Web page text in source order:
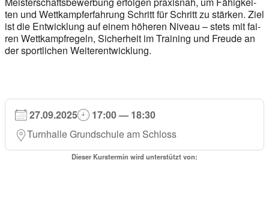
ten und Wett­kampf­erfah­rung Schritt für Schritt zu stär­ken. Ziel
ist die Ent­wick­lung auf einem höhe­ren Niveau – stets mit fai­
ren Wett­kampf­re­geln, Sicher­heit im Trai­ning und Freu­de an
der sport­li­chen Wei­ter­ent­wick­lung.
27.09.2025
17:00 — 18:30
Turn­hal­le Grund­schu­le am Schloss
Die­ser Kurs­ter­min wird unter­stützt von: